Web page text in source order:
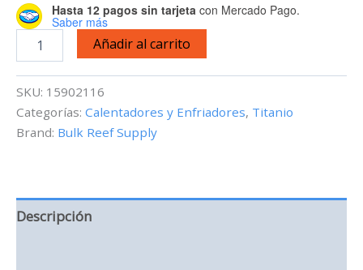
Hasta 12 pagos sin tarjeta con Mercado Pago.
Saber más
300
W
-
Añadir al carrito
SKU: 15902116
Categorías: Calentadores y Enfriadores, Titanio
Brand: Bulk Reef Supply
Descripción